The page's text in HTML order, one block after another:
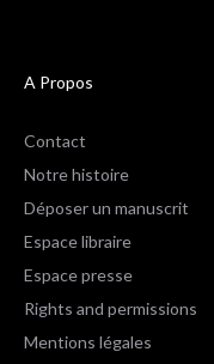
A Propos
Contact
Notre histoire
Déposer un manuscrit
Espace libraire
Espace presse
Rights and permissions
Mentions légales